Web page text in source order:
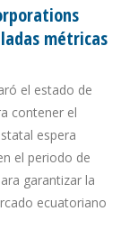
métricas
el estado de
contener el
espera
el periodo de
garantizar la
ecuatoriano